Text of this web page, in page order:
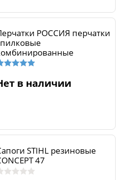
РОССИЯ перчатки
в наличии
STIHL резиновые
47